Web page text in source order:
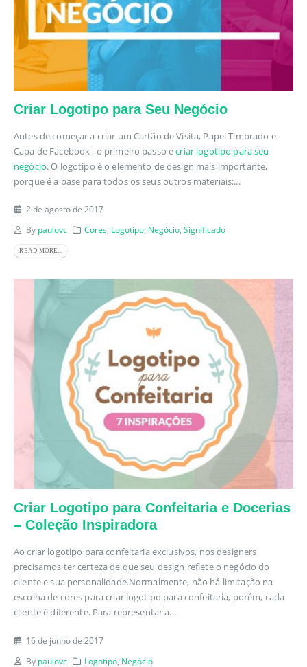
Criar Logotipo para Seu Negócio
Antes de começar a criar um Cartão de Visita, Papel Timbrado e
Capa de Facebook , o primeiro passo écriar logotipo para seu
negócio. O logotipo é o elemento de design mais importante,
porque é a base para todos os seus outros materiais:...
2 de agosto de 2017
By paulovc Cores Logotipo Negócio ,Significado
READ MORE...
Criar Logotipo para Confeitaria e Docerias
– Coleção Inspiradora
Ao criar logotipo para confeitaria exclusivos, nos designers
precisamos ter certeza de que seu design reflete o negócio do
cliente e sua personalidade.Normalmente, não há limitação na
escolha de cores para criar logotipo para confeitaria, porém, cada
cliente é diferente. Para representar a...
16 de junho de 2017
By paulovc Logotipo Negócio